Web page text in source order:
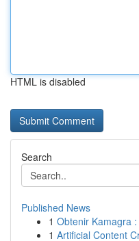
HTML is disabled
Search
Published News
1 Obtenir Kamagra
1 Artificial Content